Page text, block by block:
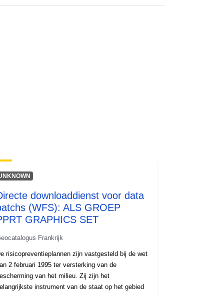
http://inspire.ec.europa.eu/metadata-
downloaddienst voor data
(WFS): ALS GROEP
GRAPHICS SET
Frankrijk
risicopreventieplannen zijn vastgesteld bij de wet
2 februari 1995 ter versterking van de
van het milieu. Zij zijn het
instrument van de staat op het gebied